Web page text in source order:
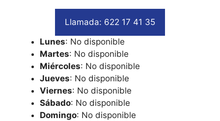
Llamada: 622 17 41 35
Lunes: No disponible
Martes: No disponible
Miércoles: No disponible
Jueves: No disponible
Viernes: No disponible
Sábado: No disponible
Domingo: No disponible